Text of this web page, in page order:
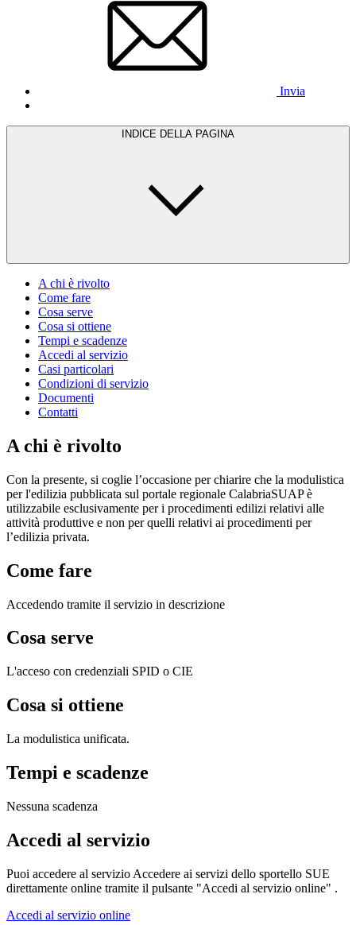
Invia
INDICE DELLA PAGINA
A chi è rivolto
Come fare
Cosa serve
Cosa si ottiene
Tempi e scadenze
Accedi al servizio
Casi particolari
Condizioni di servizio
Documenti
Contatti
A chi è rivolto
Con la presente, si coglie l’occasione per chiarire che la modulistica
per l'edilizia pubblicata sul portale regionale CalabriaSUAP è
utilizzabile esclusivamente per i procedimenti edilizi relativi alle
attività produttive e non per quelli relativi ai procedimenti per
l’edilizia privata.
Come fare
Accedendo tramite il servizio in descrizione
Cosa serve
L'acceso con credenziali SPID o CIE
Cosa si ottiene
La modulistica unificata.
Tempi e scadenze
Nessuna scadenza
Accedi al servizio
Puoi accedere al servizio Accedere ai servizi dello sportello SUE
direttamente online tramite il pulsante "Accedi al servizio online" .
Accedi al servizio online